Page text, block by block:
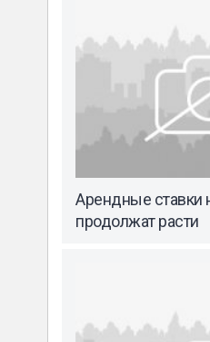
Арендные ставки
продолжат расти